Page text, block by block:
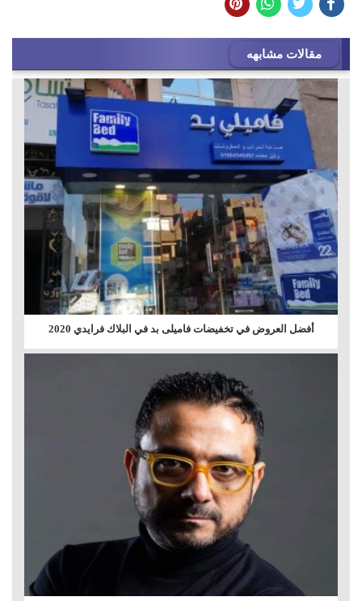
مقالات مشابهه
أفضل العروض في تخفيضات فاميلى بد في البلاك فرايدي 2020